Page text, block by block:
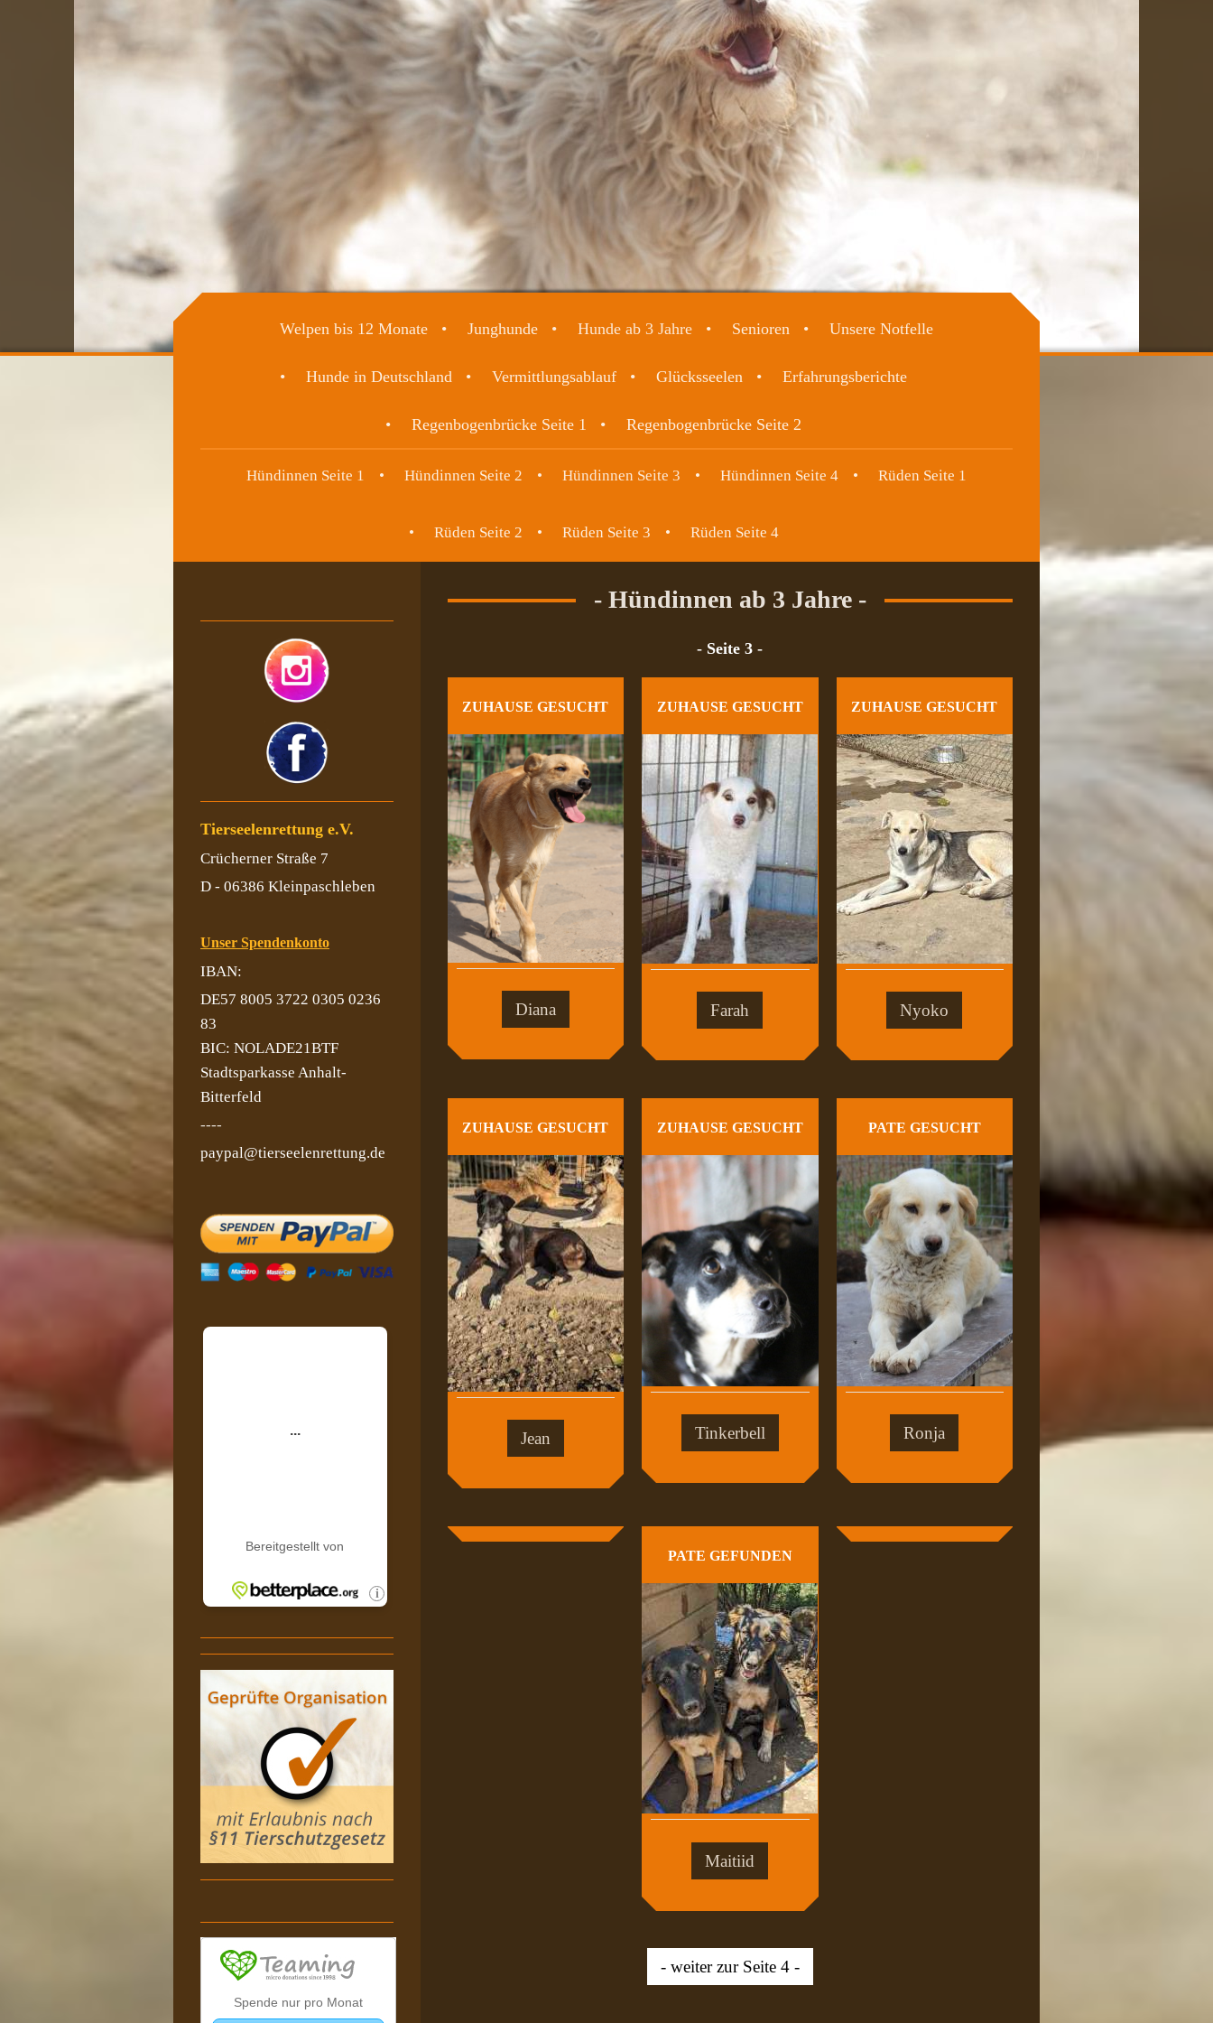
Welpen bis 12 Monate Junghunde Hunde ab 3 Jahre Senioren Unsere Notfelle
Hunde in Deutschland Vermittlungsablauf Glücksseelen Erfahrungsberichte
Regenbogenbrücke Seite 1 Regenbogenbrücke Seite 2
Hündinnen Seite 1 Hündinnen Seite 2 Hündinnen Seite 3 Hündinnen Seite 4 Rüden Seite 1
Rüden Seite 2 Rüden Seite 3 Rüden Seite 4
- Hündinnen ab 3 Jahre -
- Seite 3 -
ZUHAUSE GESUCHT
Diana
ZUHAUSE GESUCHT
Farah
ZUHAUSE GESUCHT
Nyoko
ZUHAUSE GESUCHT
Jean
ZUHAUSE GESUCHT
Tinkerbell
PATE GESUCHT
Ronja
PATE GEFUNDEN
Maitiid
- weiter zur Seite 4 -
Tierseelenrettung e.V.
Crücherner Straße 7
D - 06386 Kleinpaschleben
Unser Spendenkonto
IBAN:
DE57 8005 3722 0305 0236
83
BIC: NOLADE21BTF
Stadtsparkasse Anhalt-
Bitterfeld
----
paypal@tierseelenrettung.de